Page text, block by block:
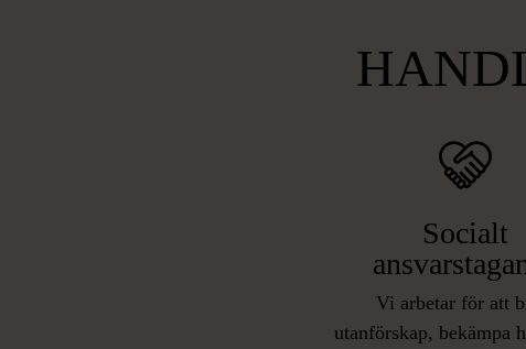
Socialt
Vi arbetar för att
utanförskap, bekämpa